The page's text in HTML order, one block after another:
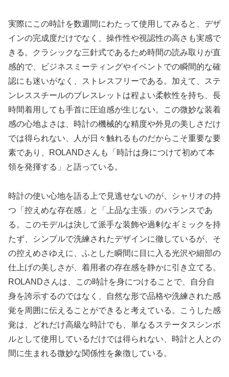
実際にこの時計を数週間にわたって使用してみると、デザ
インの完成度だけでなく、操作性や視認性の高さも実感で
きる。クラシックな三針式であるため時間の読み取りが直
感的で、ビジネスミーティングやイベントでの瞬間的な確
認にも迷いがなく、ストレスフリーである。加えて、ステ
ンレススチールのブレスレットは程よい柔軟性を持ち、長
時間着用しても手首に圧迫感が生じない。この微妙な装着
感の心地よさは、時計の機械的な精度や外見の美しさだけ
では得られない、人が日々触れるものだからこそ重要な要
素であり、ROLANDさんも「時計は身につけて初めて本
領を発揮する」と語っている。
時計の使い心地を語る上で見逃せないのが、シャリオの持
つ「控えめな存在感」と「上品な主張」のバランスであ
る。このモデルは決して派手な装飾や過剰なギミックを持
たず、シンプルで洗練されたデザインに徹しているが、そ
の控えめさゆえに、ふとした瞬間に目に入る光沢や細部の
仕上げの美しさが、着用者の存在感を静かに引き立てる。
ROLANDさんは、この時計を身につけることで、自分自
身を誇示するのではなく、自然な形で品格や洗練された感
覚を周囲に伝えることができると考えている。こうした感
覚は、どれだけ高級な時計でも、単なるステータスシンボ
ルとして使用しているだけでは得られない、時計と人との
間に生まれる微妙な関係性を象徴している。